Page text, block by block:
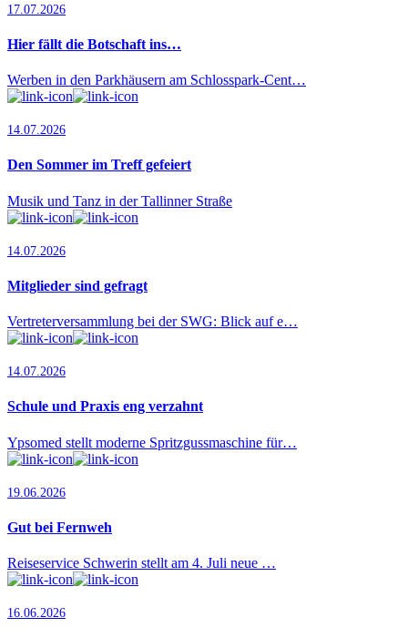
17.07.2026
Hier fällt die Botschaft ins…
Werben in den Parkhäusern am Schlosspark-Cent…
14.07.2026
Den Sommer im Treff gefeiert
Musik und Tanz in der Tallinner Straße
14.07.2026
Mitglieder sind gefragt
Vertreterversammlung bei der SWG: Blick auf e…
14.07.2026
Schule und Praxis eng verzahnt
Ypsomed stellt moderne Spritzgussmaschine für…
19.06.2026
Gut bei Fernweh
Reiseservice Schwerin stellt am 4. Juli neue …
16.06.2026